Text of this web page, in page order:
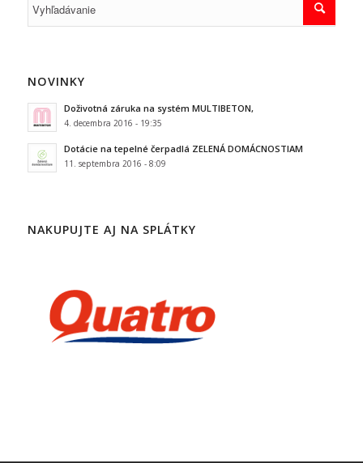
NOVINKY
Doživotná záruka na systém MULTIBETON,
4. decembra 2016 - 19:35
Dotácie na tepelné čerpadlá ZELENÁ DOMÁCNOSTIAM
11. septembra 2016 - 8:09
NAKUPUJTE AJ NA SPLÁTKY